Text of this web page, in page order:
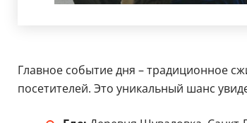
Главное событие дня – традиционное
посетителей. Это уникальный шанс